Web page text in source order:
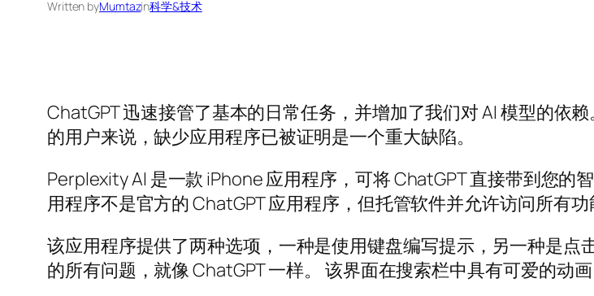
Written byMumtazin科学&技术
ChatGPT 迅速接管了基本的日常任务，并增加了我们对 AI 模型的依
的用户来说，缺少应用程序已被证明是一个重大缺陷。
Perplexity AI 是一款 iPhone 应用程序，可将 ChatGPT 直接带到您
用程序不是官方的 ChatGPT 应用程序，但托管软件并允许访问所有功
该应用程序提供了两种选项，一种是使用键盘编写提示，另一种是点
的所有问题，就像 ChatGPT 一样。 该界面在搜索栏中具有可爱的动